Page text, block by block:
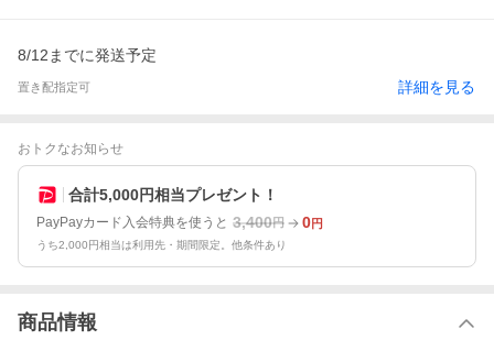
8/12までに発送予定
置き配指定可 詳細を見る
おトクなお知らせ
合計5,000円相当プレゼント！
PayPayカード入会特典を使うと 3,400円 0円
うち2,000円相当は利用先・期間限定。他条件あり
商品情報